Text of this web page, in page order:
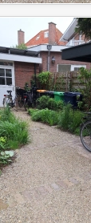
Deze
en
van het
straalt een
verharding
wat